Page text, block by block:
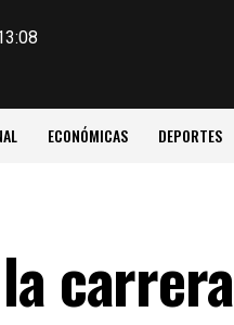
ECONÓMICAS DEPORTES
carrera